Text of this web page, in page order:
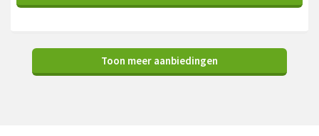
Toon meer aanbiedingen